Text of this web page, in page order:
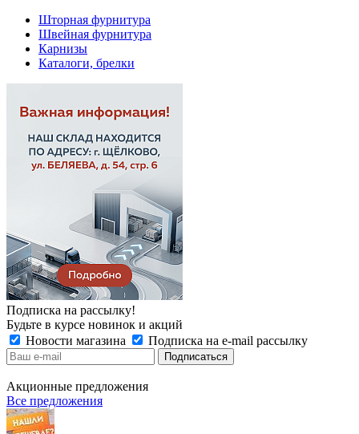
Шторная фурнитура
Швейная фурнитура
Карнизы
Каталоги, брелки
Подписка на рассылку!
Будьте в курсе новинок и акций
Новости магазина
Подписка на e-mail рассылку
Акционные предложения
Все предложения